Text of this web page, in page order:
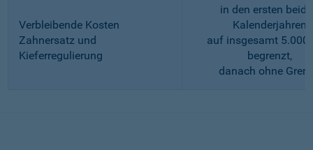
Verbleibende Kosten
Zahnersatz und
Kieferregulierung
in den ersten
Kalenderjahren
auf insgesamt 5.000
begrenzt,
danach ohne